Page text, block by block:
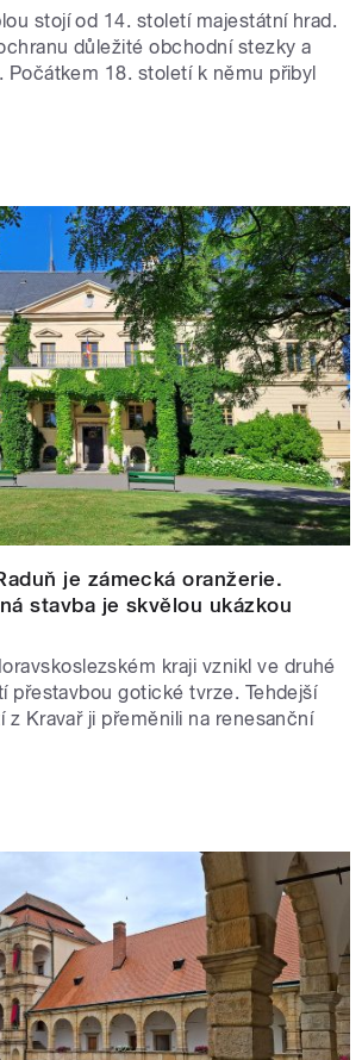
stojí od 14. století majestátní hrad.
důležité obchodní stezky a
Počátkem 18. století k němu přibyl
je zámecká oranžerie.
stavba je skvělou ukázkou
kraji vznikl ve druhé
přestavbou gotické tvrze. Tehdejší
z Kravař ji přeměnili na renesanční